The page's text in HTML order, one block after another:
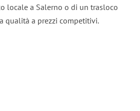
locale a Salerno o di un trasloco
qualità a prezzi competitivi.